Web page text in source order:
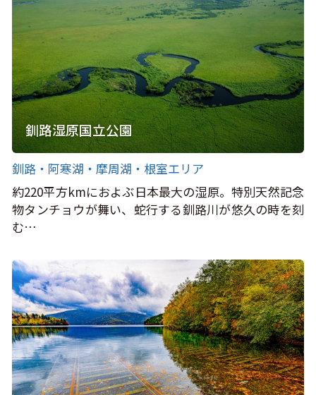
釧路湿原国立公園
釧路・阿寒湖・摩周湖・根室エリア
約220平方kmにおよぶ日本最大の湿原。特別天然記念
物タンチョウが舞い、蛇行する釧路川が悠久の時を刻
む…